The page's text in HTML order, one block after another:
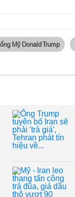
Mỹ Donald Trump